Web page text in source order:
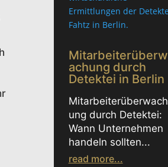
Mitarbeiterüberw
achung durch
Detektei in Berlin
Mitarbeiterüberwach
ung durch Detektei:
Wann Unternehmen
handeln sollten...
read more...